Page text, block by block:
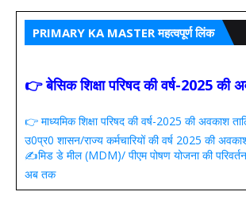
PRIMARY KA MASTER महत्वपूर्ण लिंक
👉 बेसिक शिक्षा परिषद की वर्ष-2025 की
👉 माध्यमिक शिक्षा परिषद की वर्ष-2025 की अवकाश
उ0प्र0 शासन/राज्य कर्मचारियों की वर्ष 2025 की
✍️मिड डे मील (MDM)/ पीएम पोषण योजना की
अब तक